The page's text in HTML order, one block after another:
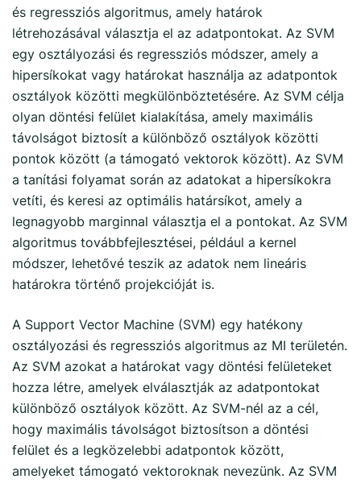
és regressziós algoritmus, amely határok
létrehozásával választja el az adatpontokat. Az SVM
egy osztályozási és regressziós módszer, amely a
hipersíkokat vagy határokat használja az adatpontok
osztályok közötti megkülönböztetésére. Az SVM célja
olyan döntési felület kialakítása, amely maximális
távolságot biztosít a különböző osztályok közötti
pontok között (a támogató vektorok között). Az SVM
a tanítási folyamat során az adatokat a hipersíkokra
vetíti, és keresi az optimális határsíkot, amely a
legnagyobb marginnal választja el a pontokat. Az SVM
algoritmus továbbfejlesztései, például a kernel
módszer, lehetővé teszik az adatok nem lineáris
határokra történő projekcióját is.
A Support Vector Machine (SVM) egy hatékony
osztályozási és regressziós algoritmus az MI területén.
Az SVM azokat a határokat vagy döntési felületeket
hozza létre, amelyek elválasztják az adatpontokat
különböző osztályok között. Az SVM-nél az a cél,
hogy maximális távolságot biztosítson a döntési
felület és a legközelebbi adatpontok között,
amelyeket támogató vektoroknak nevezünk. Az SVM